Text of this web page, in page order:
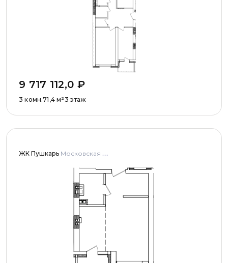
9 717 112,0 ₽
3 комн.71,4 м²3 этаж
ЖК Пушкарь Московская область, Городской округ Пушкинский, с. Тарасовка, мкр Пушкарь, дома № 1, 2, 3